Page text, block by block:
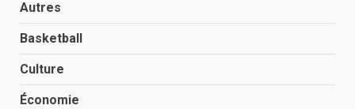
Autres
Basketball
Culture
Économie